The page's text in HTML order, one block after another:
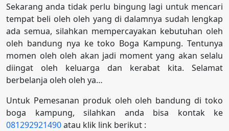
Sekarang anda tidak perlu bingung lagi untuk mencari
tempat beli oleh oleh yang di dalamnya sudah lengkap
ada semua, silahkan mempercayakan kebutuhan oleh
oleh bandung nya ke toko Boga Kampung. Tentunya
momen oleh oleh akan jadi moment yang akan selalu
diingat oleh keluarga dan kerabat kita. Selamat
berbelanja oleh oleh ya…
Untuk Pemesanan produk oleh oleh bandung di toko
boga kampung, silahkan anda bisa kontak ke
081292921490atau klik link berikut :